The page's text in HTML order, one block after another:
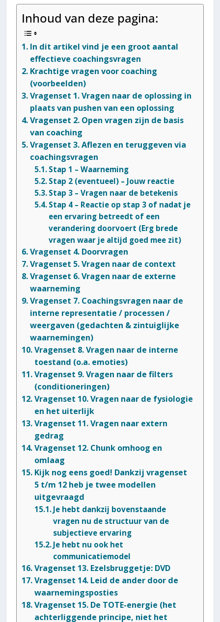
Inhoud van deze pagina:
In dit artikel vind je een groot aantal
effectieve coachingsvragen
Krachtige vragen voor coaching
(voorbeelden)
Vragenset 1. Vragen naar de oplossing in
plaats van pushen van een oplossing
Vragenset 2. Open vragen zijn de basis
van coaching
Vragenset 3. Aflezen en teruggeven via
coachingsvragen
Stap 1 – Waarneming
Stap 2 (eventueel) – Jouw reactie
Stap 3 – Vragen naar de betekenis
Stap 4 – Reactie op stap 3 of nadat je
een ervaring betreedt of een
verandering doorvoert (Erg brede
vragen waar je altijd goed mee zit)
Vragenset 4. Doorvragen
Vragenset 5. Vragen naar de context
Vragenset 6. Vragen naar de externe
waarneming
Vragenset 7. Coachingsvragen naar de
interne representatie / processen /
weergaven (gedachten & zintuiglijke
waarnemingen)
Vragenset 8. Vragen naar de interne
toestand (o.a. emoties)
Vragenset 9. Vragen naar de filters
(conditioneringen)
Vragenset 10. Vragen naar de fysiologie
en het uiterlijk
Vragenset 11. Vragen naar extern
gedrag
Vragenset 12. Chunk omhoog en
omlaag
Kijk nog eens goed! Dankzij vragenset
5 t/m 12 heb je twee modellen
uitgevraagd
Je hebt dankzij bovenstaande
vragen nu de structuur van de
subjectieve ervaring
Je hebt nu ook het
communicatiemodel
Vragenset 13. Ezelsbruggetje: DVD
Vragenset 14. Leid de ander door de
waarnemingsposties
Vragenset 15. De TOTE-energie (het
achterliggende principe, niet het